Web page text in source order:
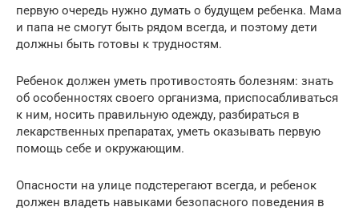
первую очередь нужно думать о будущем ребенка. Мама
и папа не смогут быть рядом всегда, и поэтому дети
должны быть готовы к трудностям.
Ребенок должен уметь противостоять болезням: знать
об особенностях своего организма, приспосабливаться
к ним, носить правильную одежду, разбираться в
лекарственных препаратах, уметь оказывать первую
помощь себе и окружающим.
Опасности на улице подстерегают всегда, и ребенок
должен владеть навыками безопасного поведения в